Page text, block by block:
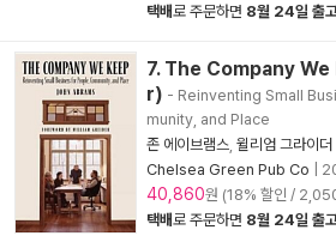
택배로 주문하면 8월 24일 출
7. The Company
r) - Reinventing Small
munity, and Place
존 에이브램스 윌리엄 그라이더
Chelsea Green Pub Co
40,860원 (18% 할인 /
택배로 주문하면 8월 24일 출